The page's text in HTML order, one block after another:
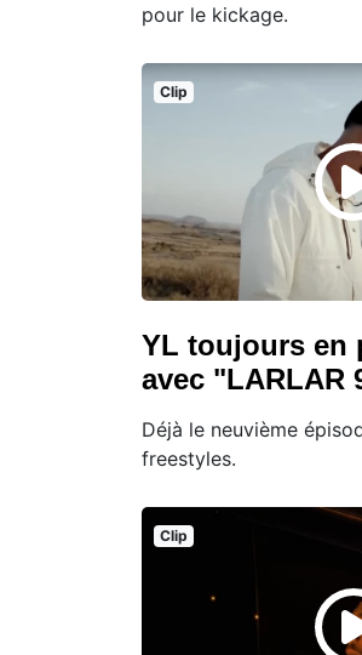
pour le kickage.
Clip
YL toujours en
avec "LARLAR
Déjà le neuvième
freestyles.
Clip